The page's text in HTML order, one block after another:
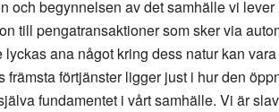
och begynnelsen av det samhälle vi
till pengatransaktioner som sker via
ana något kring dess natur kan
främsta förtjänster ligger just i hur den
fundamentet i vårt samhälle. Vi är